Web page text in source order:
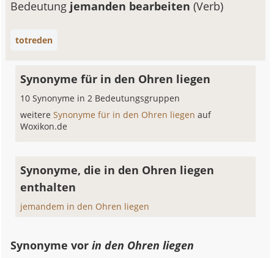
Bedeutung jemanden bearbeiten(Verb)
totreden
Synonyme für in den Ohren liegen
10 Synonyme in 2 Bedeutungsgruppen
weitereSynonyme für in den Ohren liegenauf
Woxikon.de
Synonyme, die in den Ohren liegen
enthalten
jemandem in den Ohren liegen
Synonyme vorin den Ohren liegen